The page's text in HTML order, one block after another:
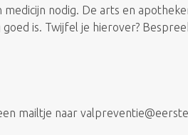
medicijn nodig. De arts en
is. Twijfel je hierover?
mailtje naar